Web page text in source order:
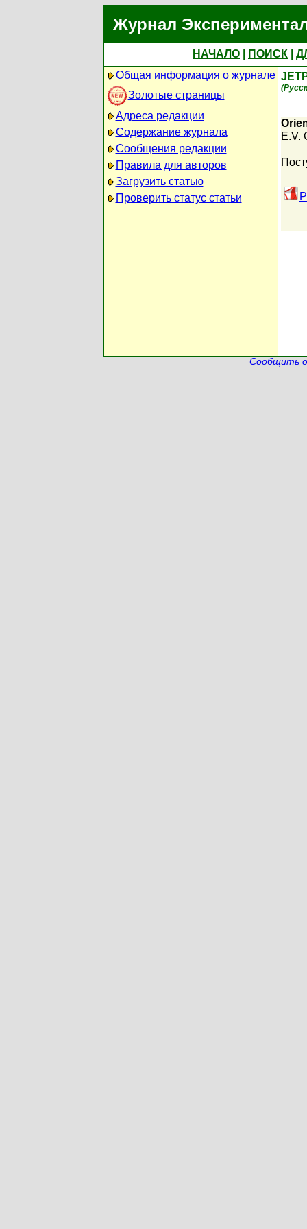
Журнал
НАЧАЛО ПОИСК
Общая информация о журнале
Золотые страницы
Адреса редакции
Содержание журнала
Сообщения редакции
Правила для авторов
Загрузить статью
Проверить статус статьи
E.V.
Сообщить о